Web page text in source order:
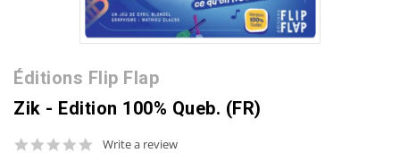
Éditions Flip Flap
Zik - Edition 100% Queb. (FR)
0.0
Write a review